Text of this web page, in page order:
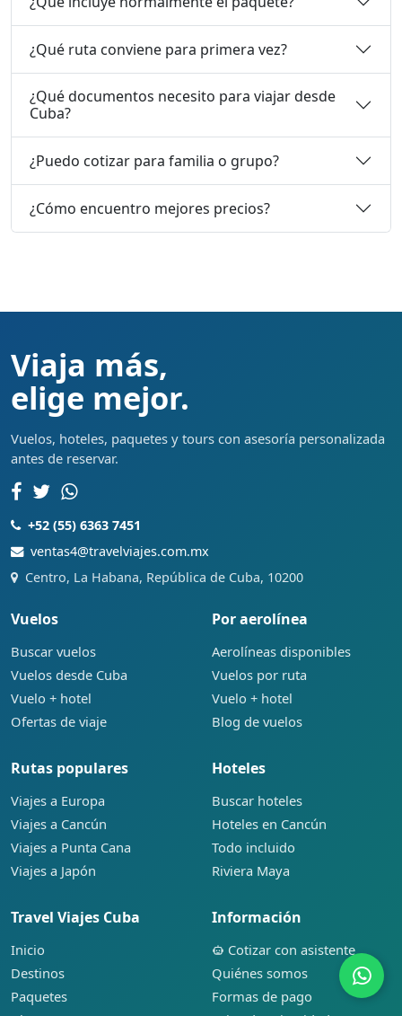
¿Qué ruta conviene para primera vez?
¿Qué documentos necesito para viajar desde
Cuba?
¿Puedo cotizar para familia o grupo?
¿Cómo encuentro mejores precios?
Viaja más,
elige mejor.
Vuelos, hoteles, paquetes y tours con asesoría personalizada
antes de reservar.
+52 (55) 6363 7451
ventas4@travelviajes.com.mx
Centro, La Habana, República de Cuba, 10200
Vuelos
Buscar vuelos
Vuelos desde Cuba
Vuelo + hotel
Ofertas de viaje
Por aerolínea
Aerolíneas disponibles
Vuelos por ruta
Vuelo + hotel
Blog de vuelos
Rutas populares
Viajes a Europa
Viajes a Cancún
Viajes a Punta Cana
Viajes a Japón
Hoteles
Buscar hoteles
Hoteles en Cancún
Todo incluido
Riviera Maya
Travel Viajes Cuba
Inicio
Destinos
Paquetes
Información
Cotizar con asistente
Quiénes somos
Formas de pago